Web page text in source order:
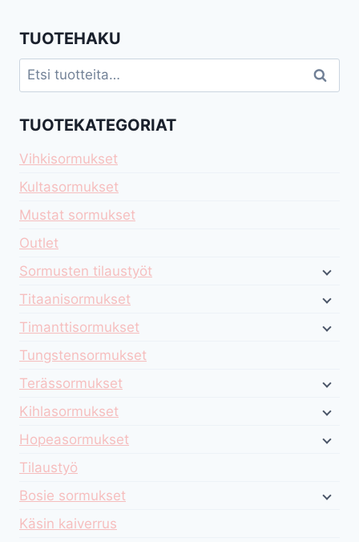
TUOTEHAKU
Etsi: Haku
TUOTEKATEGORIAT
Vihkisormukset
Kultasormukset
Mustat sormukset
Outlet
Sormusten tilaustyöt
Titaanisormukset
Timanttisormukset
Tungstensormukset
Terässormukset
Kihlasormukset
Hopeasormukset
Tilaustyö
Bosie sormukset
Käsin kaiverrus